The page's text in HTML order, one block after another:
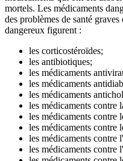
mortels. Les médicaments
des problèmes de santé
dangereux figurent :
les corticostéroïdes;
les antibiotiques;
les médicaments
les médicaments
les médicaments
les médicaments contre
les médicaments contre
les médicaments contre
les médicaments contre
les médicaments contre